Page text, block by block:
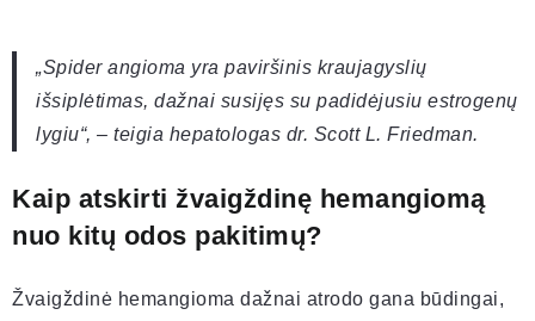
„Spider angioma yra paviršinis kraujagyslių
išsiplėtimas, dažnai susijęs su padidėjusiu estrogenų
lygiu“, – teigia hepatologas dr. Scott L. Friedman.
Kaip atskirti žvaigždinę hemangiomą
nuo kitų odos pakitimų?
Žvaigždinė hemangioma dažnai atrodo gana būdingai,